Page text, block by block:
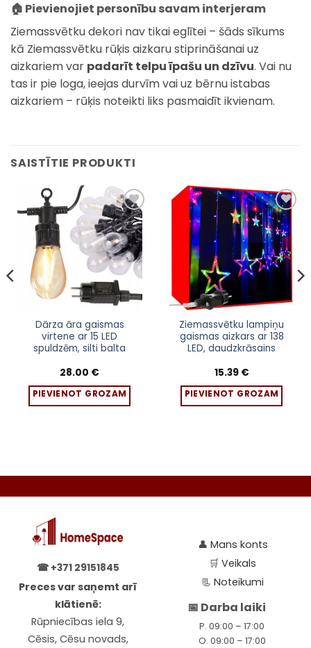
🏠 Pievienojiet personību savam interjeram
Ziemassvētku dekori nav tikai eglītei – šāds sīkums
kā Ziemassvētku rūķis aizkaru stiprināšanai uz
aizkariem var padarīt telpu īpašu un dzīvu. Vai nu
tas ir pie loga, ieejas durvīm vai uz bērnu istabas
aizkariem – rūķis noteikti liks pasmaidīt ikvienam.
SAISTĪTIE PRODUKTI
Dārza āra gaismas
virtene ar 15 LED
spuldzēm, silti balta
28.00 €
PIEVIENOT GROZAM
Ziemassvētku lampiņu
gaismas aizkars ar 138
LED, daudzkrāsains
15.39 €
PIEVIENOT GROZAM
☎ +371 29151845
Preces var saņemt arī
klātienē:
Rūpniecības iela 9,
Cēsis, Cēsu novads,
👤 Mans konts
🛒Veikals
📃Noteikumi
📅 Darba laiki
P. 09:00 – 17:00
O. 09:00 – 17:00